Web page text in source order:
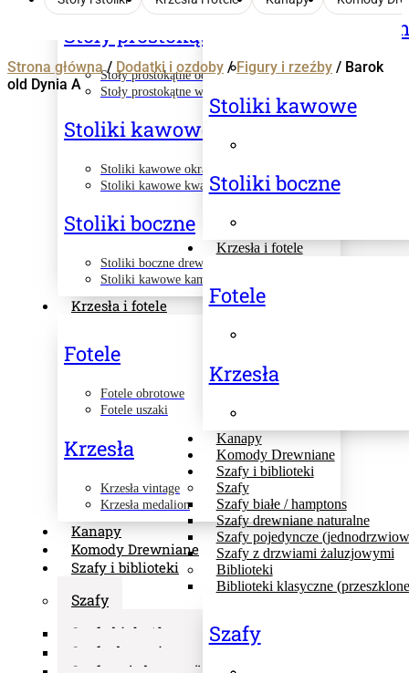
Stoły prostokątne i inne
Stoły prostokątne odnowione
Stoły prostokątne w stylu farmhouse
Stoliki kawowe
Stoliki kawowe okrągłe
Stoliki kawowe kwadratowe
Stoliki boczne
Stoliki boczne drewniane
Stoliki kawowe kamienne
Krzesła i fotele
Fotele
Fotele obrotowe
Fotele uszaki
Krzesła
Krzesła vintage
Krzesła medalion
Kanapy
Komody Drewniane
Szafy i biblioteki
Szafy
Szafy białe / hamptons
Szafy drewniane naturalne
Stoły prostokątne i
Stoliki kawowe
Stoliki boczne
Krzesła i fotele
Fotele
Krzesła
Kanapy
Komody Drewniane
Szafy i biblioteki
Szafy
Szafy białe / hamptons
Szafy drewniane naturalne
Szafy pojedyncze
Szafy z drzwiami żaluzjowymi
Biblioteki
Biblioteki klasyczne
Szafy
Strona główna/ Dodatki i ozdoby /Figury i rzeźby / Barok
old Dynia A